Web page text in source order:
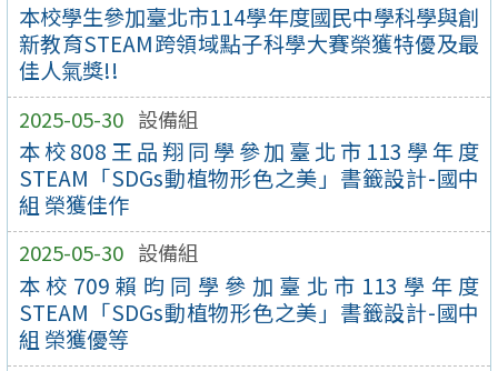
本校學生參加臺北市114學年度國民中學科學與創
新教育STEAM跨領域點子科學大賽榮獲特優及最
佳人氣獎!!
2025-05-30 設備組
本校808王品翔同學參加臺北市113學年度
STEAM「SDGs動植物形色之美」書籤設計-國中
組 榮獲佳作
2025-05-30 設備組
本校709賴昀同學參加臺北市113學年度
STEAM「SDGs動植物形色之美」書籤設計-國中
組 榮獲優等